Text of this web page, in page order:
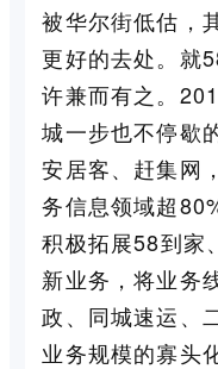
被华尔街低估，
更好的去处。就
许兼而有之。
城一步也不停歇
安居客、赶集网
务信息领域超
积极拓展58到家
新业务，将业务
政、同城速运、
业务规模的寡头